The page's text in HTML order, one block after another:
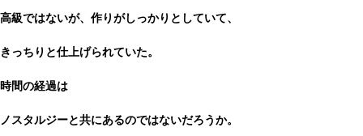
高級ではないが、作りがしっかりとしていて、
きっちりと仕上げられていた。
時間の経過は
ノスタルジーと共にあるのではないだろうか。